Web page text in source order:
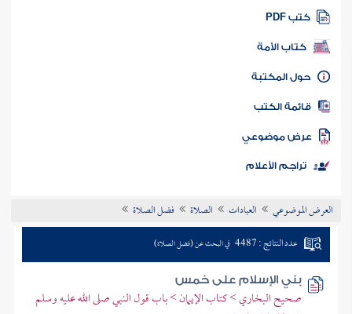
كتب PDF
كتاب الأمة
المكتبة
الكتب
موضوعي
تراجم الأعلام
العرض الموضوعي العبادات الصلاة فضل الصلاة
عدد النتائج : 4487 في البحث عن (فضل الصلاة)
بني الإسلام على خمس
صحيح البخاري > كتاب الإيمان > باب قول النبي صلى الله عليه وسلم